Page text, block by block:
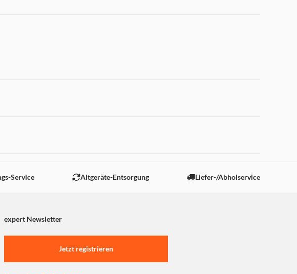
Service Altgeräte-Entsorgung Liefer-/Abholservice
expert Newsletter
Jetzt registrieren